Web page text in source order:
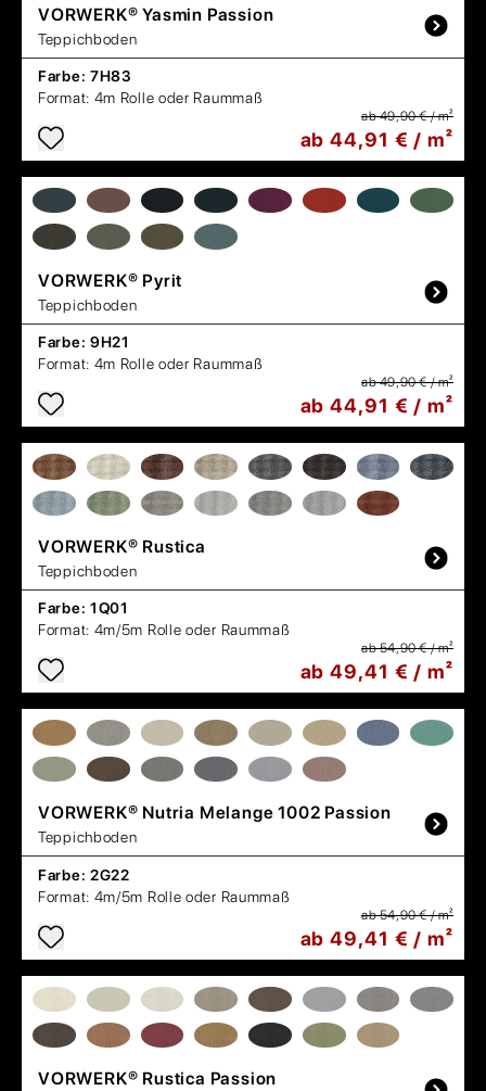
VORWERK® Yasmin Passion
Teppichboden
Farbe: 7H83
Format: 4m Rolle oder Raummaß
ab 49,90 € / m²
ab 44,91 € / m²
VORWERK® Pyrit
Teppichboden
Farbe: 9H21
Format: 4m Rolle oder Raummaß
ab 49,90 € / m²
ab 44,91 € / m²
VORWERK® Rustica
Teppichboden
Farbe: 1Q01
Format: 4m/5m Rolle oder Raummaß
ab 54,90 € / m²
ab 49,41 € / m²
VORWERK® Nutria Melange 1002 Passion
Teppichboden
Farbe: 2G22
Format: 4m/5m Rolle oder Raummaß
ab 54,90 € / m²
ab 49,41 € / m²
VORWERK® Rustica Passion